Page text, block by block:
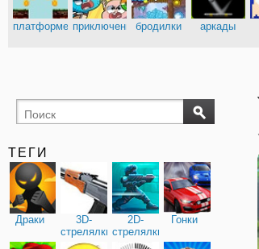
платформерыприключениябродилки аркады
ТЕГИ
Драки
3D-
стрелялки
2D-
стрелялки
Гонки